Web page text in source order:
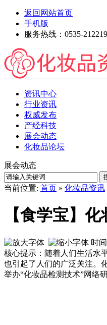
返回网站首页
手机版
服务热线：0535-
资讯中心
行业资讯
权威发布
产经科技
展会动态
化妆品论坛
展会动态
当前位置: 首页 » 化妆品资讯
【食学宝】
时
核心提示：随着人们生活水
也引起了人们的广泛关注。
举办“化妆品检测技术”网络